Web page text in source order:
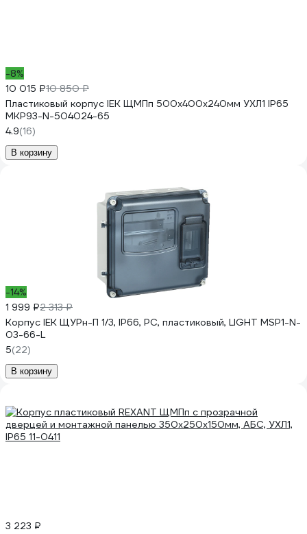
-8%
10 015 ₽10 850 ₽
Пластиковый корпус IEK ЩМПп 500x400x240мм УХЛ1 IP65
MKP93-N-504024-65
4.9(16)
В корзину
-14%
1 999 ₽2 313 ₽
Корпус IEK ЩУРн-П 1/3, IP66, PC, пластиковый, LIGHT MSP1-N-
03-66-L
5(22)
В корзину
3 223 ₽